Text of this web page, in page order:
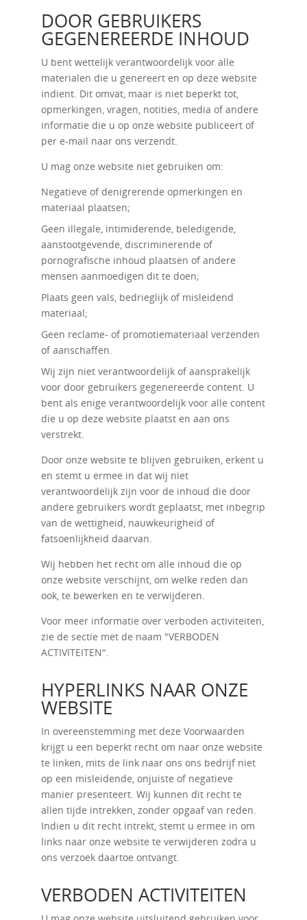
DOOR GEBRUIKERS
GEGENEREERDE INHOUD
U bent wettelijk verantwoordelijk voor alle
materialen die u genereert en op deze website
indient. Dit omvat, maar is niet beperkt tot,
opmerkingen, vragen, notities, media of andere
informatie die u op onze website publiceert of
per e-mail naar ons verzendt.
U mag onze website niet gebruiken om:
Negatieve of denigrerende opmerkingen en
materiaal plaatsen;
Geen illegale, intimiderende, beledigende,
aanstootgevende, discriminerende of
pornografische inhoud plaatsen of andere
mensen aanmoedigen dit te doen;
Plaats geen vals, bedrieglijk of misleidend
materiaal;
Geen reclame- of promotiemateriaal verzenden
of aanschaffen.
Wij zijn niet verantwoordelijk of aansprakelijk
voor door gebruikers gegenereerde content. U
bent als enige verantwoordelijk voor alle content
die u op deze website plaatst en aan ons
verstrekt.
Door onze website te blijven gebruiken, erkent u
en stemt u ermee in dat wij niet
verantwoordelijk zijn voor de inhoud die door
andere gebruikers wordt geplaatst, met inbegrip
van de wettigheid, nauwkeurigheid of
fatsoenlijkheid daarvan.
Wij hebben het recht om alle inhoud die op
onze website verschijnt, om welke reden dan
ook, te bewerken en te verwijderen.
Voor meer informatie over verboden activiteiten,
zie de sectie met de naam "VERBODEN
ACTIVITEITEN".
HYPERLINKS NAAR ONZE
WEBSITE
In overeenstemming met deze Voorwaarden
krijgt u een beperkt recht om naar onze website
te linken, mits de link naar ons ons bedrijf niet
op een misleidende, onjuiste of negatieve
manier presenteert. Wij kunnen dit recht te
allen tijde intrekken, zonder opgaaf van reden.
Indien u dit recht intrekt, stemt u ermee in om
links naar onze website te verwijderen zodra u
ons verzoek daartoe ontvangt.
VERBODEN ACTIVITEITEN